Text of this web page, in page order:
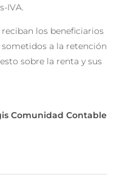
IVA.
los beneficiarios
a la retención
sobre la renta y sus
Comunidad Contable